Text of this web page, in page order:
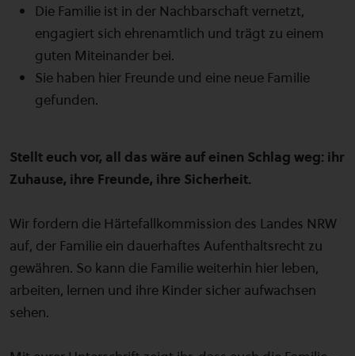
Die Familie ist in der Nachbarschaft vernetzt,
engagiert sich ehrenamtlich und trägt zu einem
guten Miteinander bei.
Sie haben hier Freunde und eine neue Familie
gefunden.
Stellt euch vor, all das wäre auf einen Schlag weg: ihr
Zuhause, ihre Freunde, ihre Sicherheit.
Wir fordern die Härtefallkommission des Landes NRW
auf, der Familie ein dauerhaftes Aufenthaltsrecht zu
gewähren. So kann die Familie weiterhin hier leben,
arbeiten, lernen und ihre Kinder sicher aufwachsen
sehen.